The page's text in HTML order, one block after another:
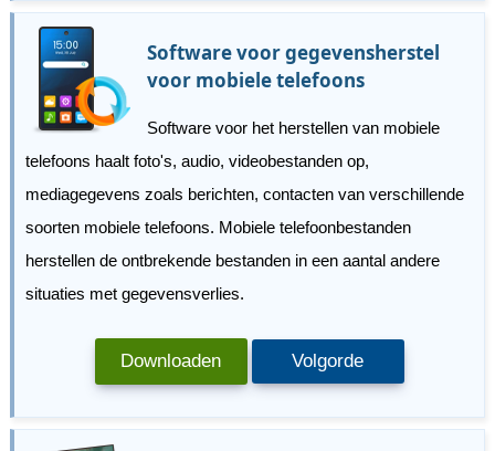
Software voor gegevensherstel
voor mobiele telefoons
Software voor het herstellen van mobiele
telefoons haalt foto's, audio, videobestanden op,
mediagegevens zoals berichten, contacten van verschillende
soorten mobiele telefoons. Mobiele telefoonbestanden
herstellen de ontbrekende bestanden in een aantal andere
situaties met gegevensverlies.
Downloaden Volgorde